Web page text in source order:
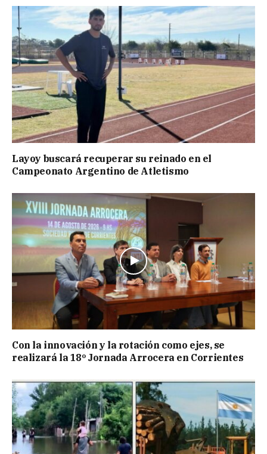
Layoy buscará recuperar su reinado en el
Campeonato Argentino de Atletismo
Con la innovación y la rotación como ejes, se
realizará la 18º Jornada Arrocera en Corrientes